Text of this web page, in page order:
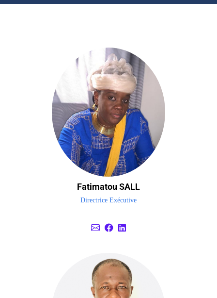
Fatimatou SALL
Directrice Exécutive